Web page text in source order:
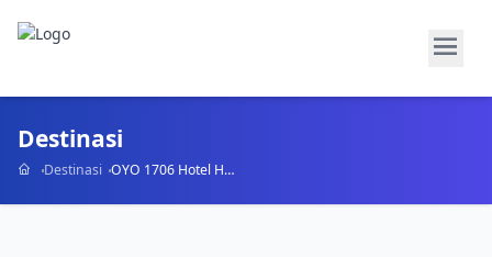
Destinasi
Destinasi OYO 1706 Hotel H&w Solo